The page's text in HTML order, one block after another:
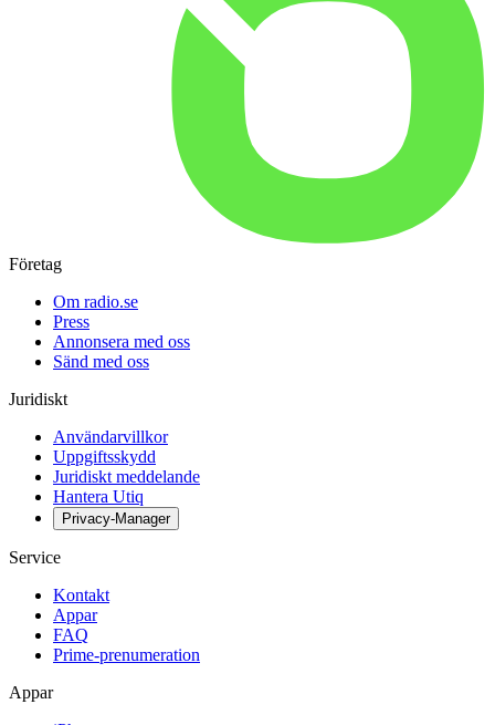
Företag
Om radio.se
Press
Annonsera med oss
Sänd med oss
Juridiskt
Användarvillkor
Uppgiftsskydd
Juridiskt meddelande
Hantera Utiq
Privacy-Manager
Service
Kontakt
Appar
FAQ
Prime-prenumeration
Appar